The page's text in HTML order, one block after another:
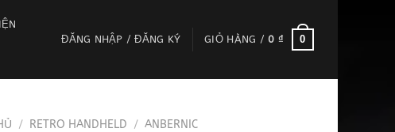
ĐĂNG NHẬP / ĐĂNG KÝ GIỎ HÀNG /0 ₫ 0
/ RETRO HANDHELD / ANBERNIC